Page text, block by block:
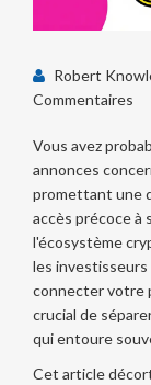
Robert
Commentaires
Vous avez
annonces
promettant une
accès précoce à
l'écosystème
les investisseurs
connecter votre
crucial de
qui entoure
Cet article